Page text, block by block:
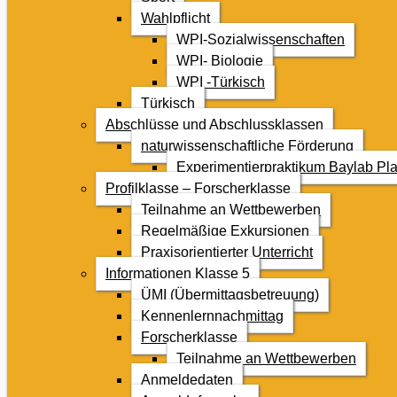
Wahlpflicht
WPI-Sozialwissenschaften
WPI- Biologie
WPI -Türkisch
Türkisch
Abschlüsse und Abschlussklassen
naturwissenschaftliche Förderung
Experimentierpraktikum Baylab
Profilklasse – Forscherklasse
Teilnahme an Wettbewerben
Regelmäßige Exkursionen
Praxisorientierter Unterricht
Informationen Klasse 5
ÜMI (Übermittagsbetreuung)
Kennenlernnachmittag
Forscherklasse
Teilnahme an Wettbewerben
Anmeldedaten